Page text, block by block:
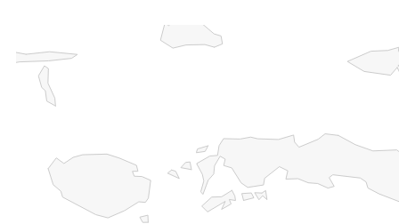
Map of Indonesia with 3 data series.